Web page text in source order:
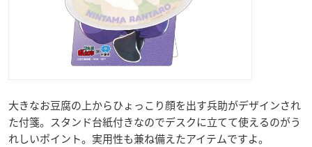
大きなお豆腐の上からひょっこり顔を出す兵助がデザインされ
た付箋。スタンド台紙付きなのでデスクに立てて使えるのがう
れしいポイント。実用性も兼ね備えたアイテムですよ。